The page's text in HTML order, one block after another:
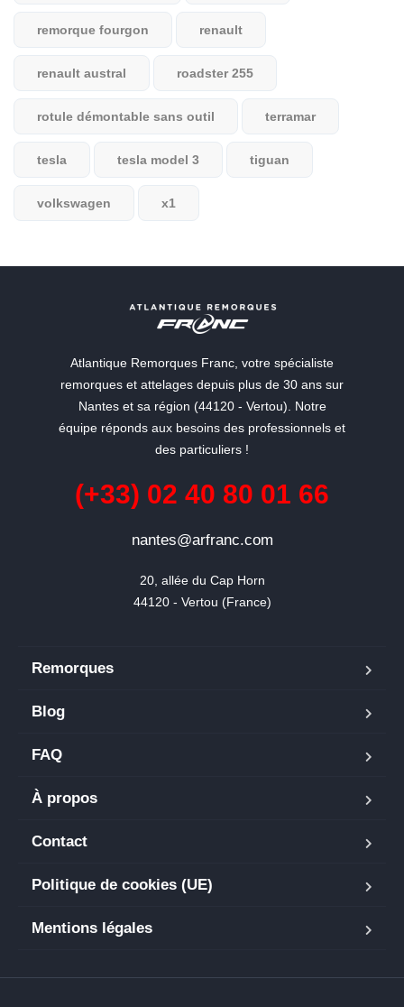
remorque fourgon renault
renault austral roadster 255
rotule démontable sans outil terramar
tesla tesla model 3 tiguan
volkswagen x1
Atlantique Remorques Franc, votre spécialiste
remorques et attelages depuis plus de 30 ans sur
Nantes et sa région (44120 - Vertou). Notre
équipe réponds aux besoins des professionnels et
des particuliers !
(+33) 02 40 80 01 66
nantes@arfranc.com
20, allée du Cap Horn
44120 - Vertou (France)
Remorques
Blog
FAQ
À propos
Contact
Politique de cookies (UE)
Mentions légales